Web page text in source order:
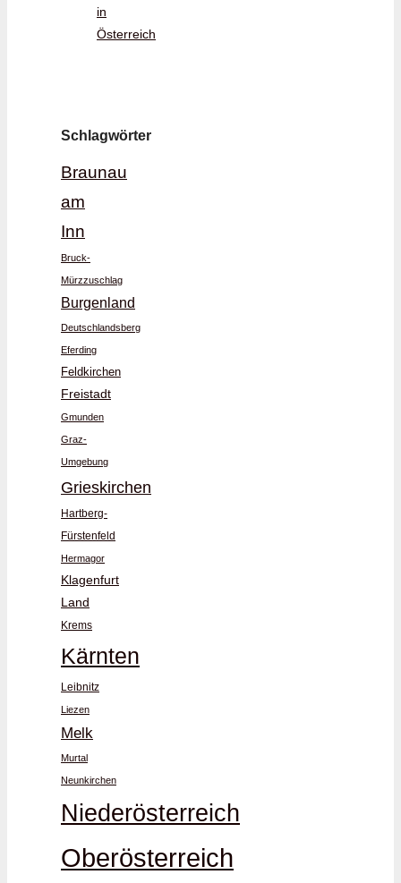
in
Österreich
Schlagwörter
Braunau
am
Inn
Bruck-
Mürzzuschlag
Burgenland
Deutschlandsberg
Eferding
Feldkirchen
Freistadt
Gmunden
Graz-
Umgebung
Grieskirchen
Hartberg-
Fürstenfeld
Hermagor
Klagenfurt
Land
Krems
Kärnten
Leibnitz
Liezen
Melk
Murtal
Neunkirchen
Niederösterreich
Oberösterreich